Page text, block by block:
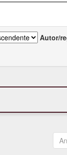
Autor/